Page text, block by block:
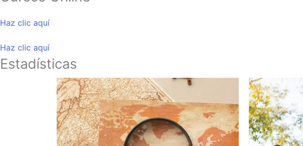
Haz clic aquí
Haz clic aquí
Estadísticas